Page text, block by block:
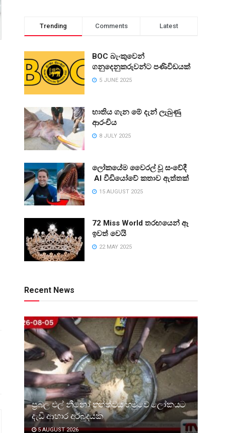
Trending Comments Latest
BOC බැංකුවෙන්
ගනුදෙනුකරුවන්ට පණිවිඩයක්
5 JUNE 2025
භාතිය ගැන මේ දැන් ලැබුණු
ආරංචිය
8 JULY 2025
ලෝකයේම වෛරල් වූ සංවේදී
AI වීඩියෝවේ කතාව ඇත්තක්
15 AUGUST 2025
72 Miss World තරඟයෙන් ඈ
ඉවත් වෙයි
22 MAY 2025
Recent News
ප්‍රබල එල් නීනෝ තත්ත්වය හමුවේ ලෝකයට
දැඩි ආහාර අර්බුදයක
5 AUGUST 2026